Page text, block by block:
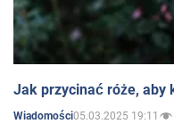
Jak przycinać róże, aby
Wiadomości05.03.2025 19:11